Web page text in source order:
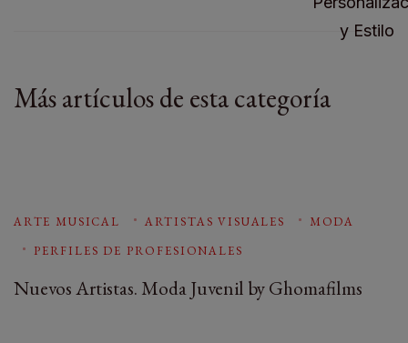
Más artículos de esta categoría
ARTE MUSICAL ARTISTAS VISUALES
MODA
PERFILES DE PROFESIONALES
Nuevos Artistas. Moda Juvenil by Ghomafilms